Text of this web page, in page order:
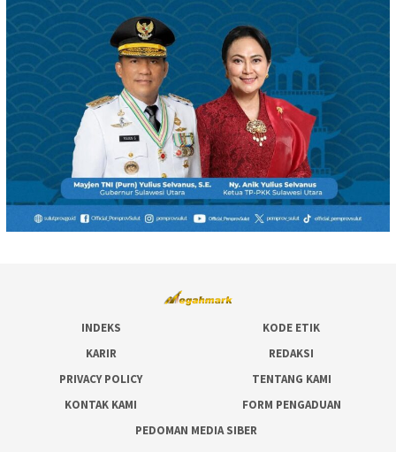
INDEKS
KODE ETIK
KARIR
REDAKSI
PRIVACY POLICY
TENTANG KAMI
KONTAK KAMI
FORM PENGADUAN
PEDOMAN MEDIA SIBER